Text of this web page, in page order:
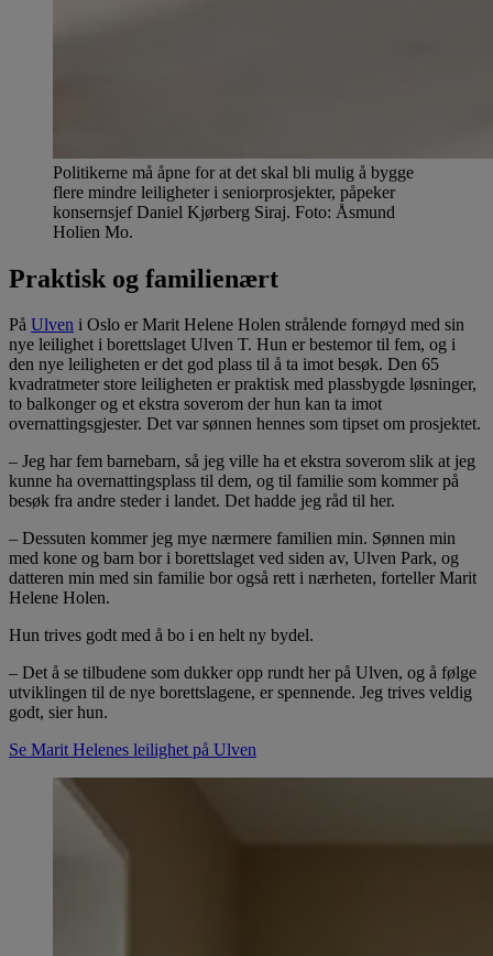
Politikerne må åpne for at det skal bli mulig å bygge
flere mindre leiligheter i seniorprosjekter, påpeker
konsernsjef Daniel Kjørberg Siraj. Foto: Åsmund
Holien Mo.
Praktisk og familienært
På Ulven i Oslo er Marit Helene Holen strålende fornøyd med sin
nye leilighet i borettslaget Ulven T. Hun er bestemor til fem, og i
den nye leiligheten er det god plass til å ta imot besøk. Den 65
kvadratmeter store leiligheten er praktisk med plassbygde løsninger,
to balkonger og et ekstra soverom der hun kan ta imot
overnattingsgjester. Det var sønnen hennes som tipset om prosjektet.
– Jeg har fem barnebarn, så jeg ville ha et ekstra soverom slik at jeg
kunne ha overnattingsplass til dem, og til familie som kommer på
besøk fra andre steder i landet. Det hadde jeg råd til her.
– Dessuten kommer jeg mye nærmere familien min. Sønnen min
med kone og barn bor i borettslaget ved siden av, Ulven Park, og
datteren min med sin familie bor også rett i nærheten, forteller Marit
Helene Holen.
Hun trives godt med å bo i en helt ny bydel.
– Det å se tilbudene som dukker opp rundt her på Ulven, og å følge
utviklingen til de nye borettslagene, er spennende. Jeg trives veldig
godt, sier hun.
Se Marit Helenes leilighet på Ulven